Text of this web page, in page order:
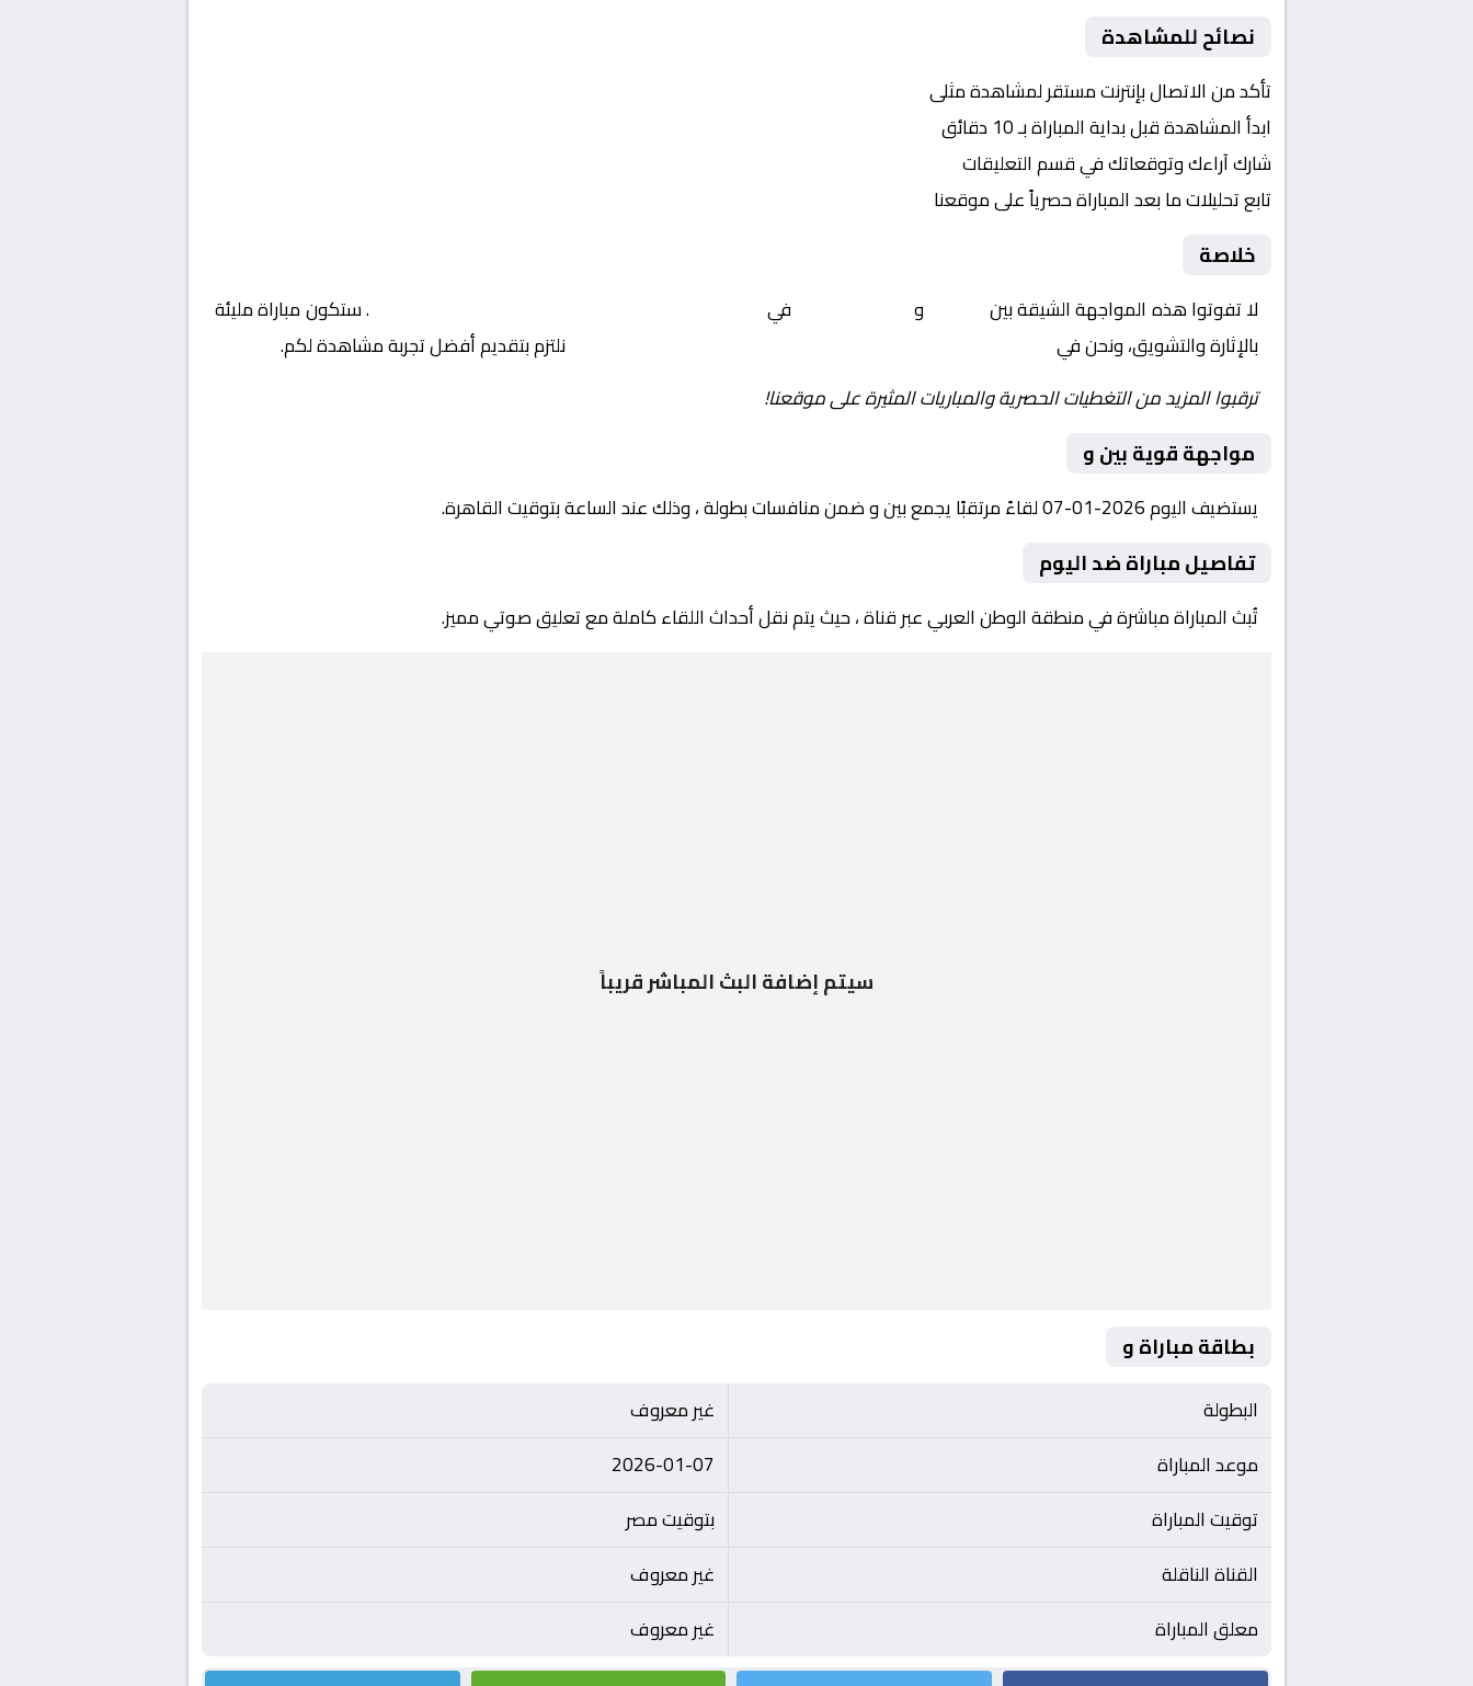
نصائح للمشاهدة
تأكد من الاتصال بإنترنت مستقر لمشاهدة مثلى
ابدأ المشاهدة قبل بداية المباراة بـ 10 دقائق
شارك آراءك وتوقعاتك في قسم التعليقات
تابع تحليلات ما بعد المباراة حصرياً على موقعنا
خلاصة
لا تفوتوا هذه المواجهة الشيقة بين وسبورتينج براغا في
. ستكون مباراة مليئة
بالإثارة والتشويق، ونحن في
نلتزم بتقديم أفضل تجربة مشاهدة لكم.
ترقبوا المزيد من التغطيات الحصرية والمباريات المثيرة على موقعنا!
مواجهة قوية بين و
يستضيف اليوم 2026-01-07 لقاءً مرتقبًا يجمع بين و ضمن منافسات بطولة ، وذلك عند الساعة بتوقيت القاهرة.
تفاصيل مباراة ضد اليوم
تُبث المباراة مباشرة في منطقة الوطن العربي عبر قناة ، حيث يتم نقل أحداث اللقاء كاملة مع تعليق صوتي مميز.
سيتم إضافة البث المباشر قريباً
بطاقة مباراة و
البطولة
غير معروف
موعد المباراة
2026-01-07
توقيت المباراة
بتوقيت مصر
القناة الناقلة
غير معروف
معلق المباراة
غير معروف